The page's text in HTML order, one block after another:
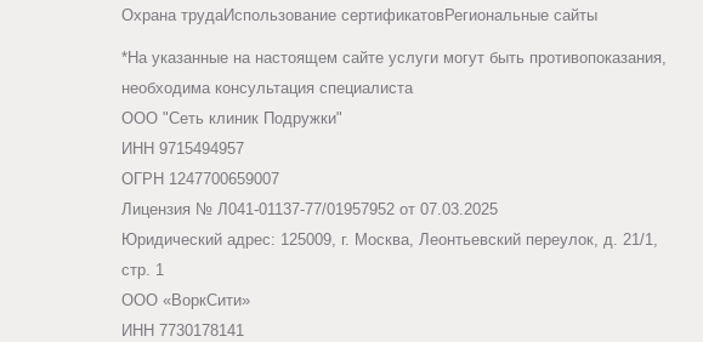
Охрана трудаИспользование сертификатовРегиональные сайты
*На указанные на настоящем сайте услуги могут быть противопоказания,
необходима консультация специалиста
ООО "Сеть клиник Подружки"
ИНН 9715494957
ОГРН 1247700659007
Лицензия № Л041-01137-77/01957952 от 07.03.2025
Юридический адрес: 125009, г. Москва, Леонтьевский переулок, д. 21/1,
стр. 1
ООО «ВоркСити»
ИНН 7730178141